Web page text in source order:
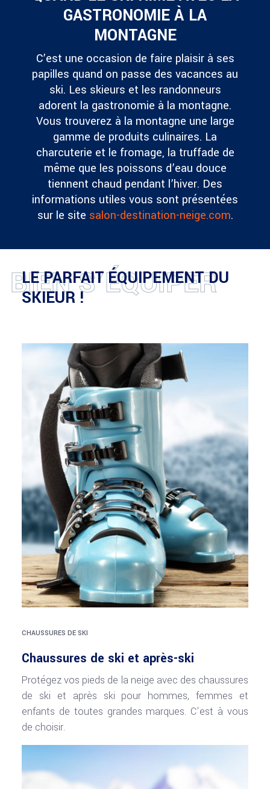
GASTRONOMIE À LA
MONTAGNE
C’est une occasion de faire plaisir à ses
papilles quand on passe des vacances au
ski. Les skieurs et les randonneurs
adorent la gastronomie à la montagne.
Vous trouverez à la montagne une large
gamme de produits culinaires. La
charcuterie et le fromage, la truffade de
même que les poissons d’eau douce
tiennent chaud pendant l’hiver. Des
informations utiles vous sont présentées
sur le site salon-destination-neige.com.
BIEN S’ÉQUIPER
LE PARFAIT ÉQUIPEMENT DU
SKIEUR !
CHAUSSURES DE SKI
Chaussures de ski et après-ski
Protégez vos pieds de la neige avec des chaussures
de ski et après ski pour hommes, femmes et
enfants de toutes grandes marques. C’est à vous
de choisir.